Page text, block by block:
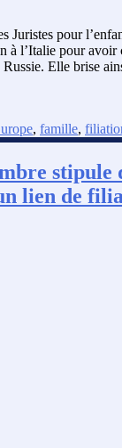
Juristes pour
à l’Italie pour
Elle brise
, famille,
stipule
lien de